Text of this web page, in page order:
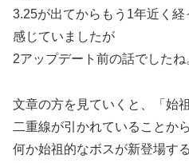
3.25が出てからもう1年近く
感じていましたが
2アップデート前の話でしたね
文章の方を見ていくと、「始
二重線が引かれていることから
何か始祖的なボスが新登場す